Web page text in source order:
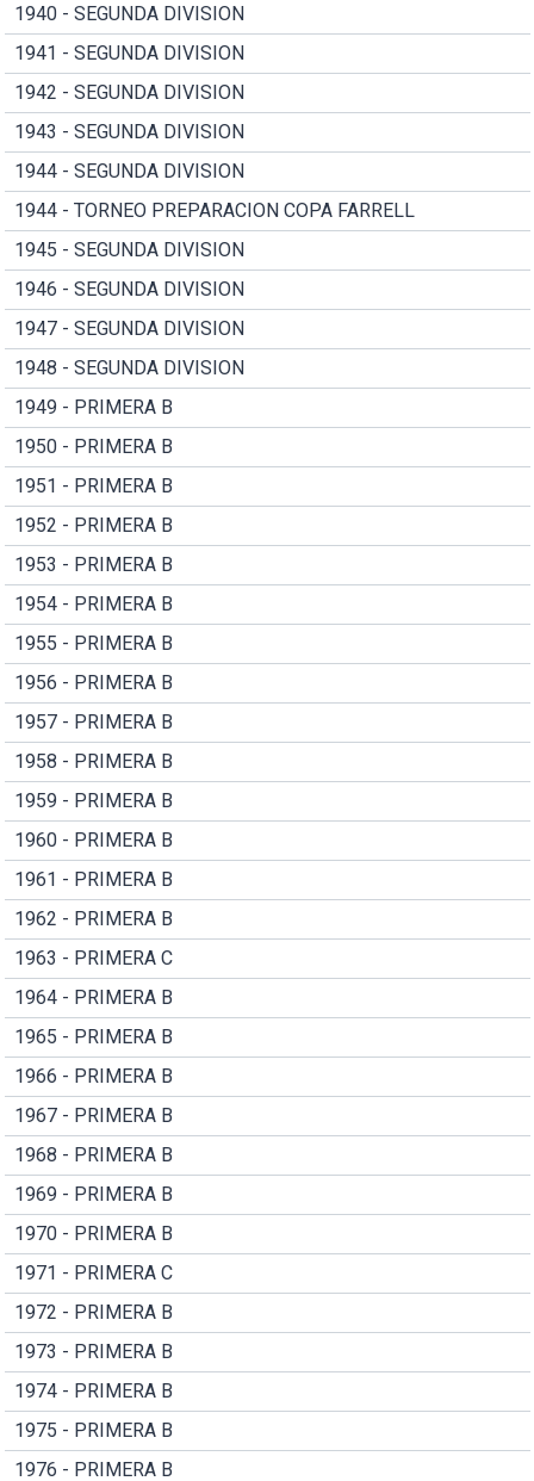
1940 - SEGUNDA DIVISION
1941 - SEGUNDA DIVISION
1942 - SEGUNDA DIVISION
1943 - SEGUNDA DIVISION
1944 - SEGUNDA DIVISION
1944 - TORNEO PREPARACION COPA FARRELL
1945 - SEGUNDA DIVISION
1946 - SEGUNDA DIVISION
1947 - SEGUNDA DIVISION
1948 - SEGUNDA DIVISION
1949 - PRIMERA B
1950 - PRIMERA B
1951 - PRIMERA B
1952 - PRIMERA B
1953 - PRIMERA B
1954 - PRIMERA B
1955 - PRIMERA B
1956 - PRIMERA B
1957 - PRIMERA B
1958 - PRIMERA B
1959 - PRIMERA B
1960 - PRIMERA B
1961 - PRIMERA B
1962 - PRIMERA B
1963 - PRIMERA C
1964 - PRIMERA B
1965 - PRIMERA B
1966 - PRIMERA B
1967 - PRIMERA B
1968 - PRIMERA B
1969 - PRIMERA B
1970 - PRIMERA B
1971 - PRIMERA C
1972 - PRIMERA B
1973 - PRIMERA B
1974 - PRIMERA B
1975 - PRIMERA B
1976 - PRIMERA B